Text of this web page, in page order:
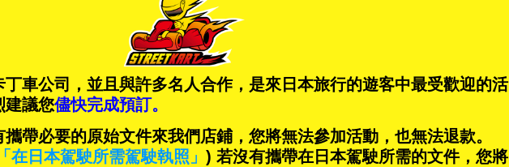
車公司，並且與許多名人合作，是來日本旅行的遊客中最受歡迎的活
建議您儘快完成預訂。
帶必要的原始文件來我們店鋪，您將無法參加活動，也無法退款。
「在日本駕駛所需駕駛執照」 ) 若沒有攜帶在日本駕駛所需的文件，您將